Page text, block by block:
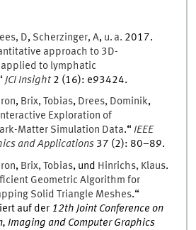
, D, Scherzinger,A, u. a. 2017.
approach to 3D-
to lymphatic
JCI Insight 2 (16): e93424.
, Brix,Tobias, Drees, Dominik,
Exploration of
Matter Simulation Data.“IEEE
and Applications 37 (2): 80–89.
, Brix,Tobias, und Hinrichs, Klaus.
Geometric Algorithm for
Solid Triangle Meshes.“
auf der 12th Joint Conference on
Imaging and Computer Graphics